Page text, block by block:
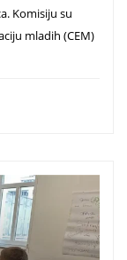
Komisiju su
mladih (CEM)